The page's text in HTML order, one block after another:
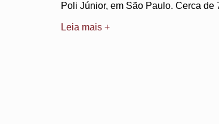
Poli Júnior, em São Paulo. Cerca de
Leia mais +